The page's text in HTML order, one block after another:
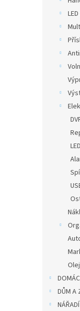
DŮM A